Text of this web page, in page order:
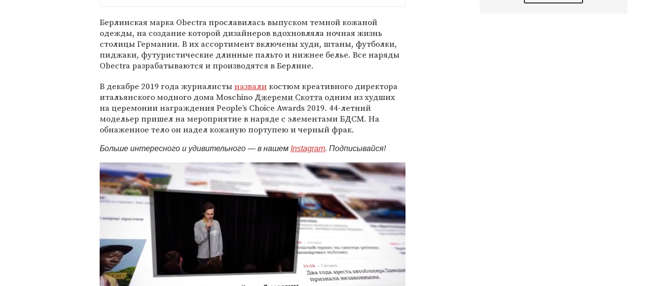
Берлинская марка Obectra прославилась выпуском темной кожаной
одежды, на создание которой дизайнеров вдохновляла ночная жизнь
столицы Германии. В их ассортимент включены худи, штаны, футболки,
пиджаки, футуристические длинные пальто и нижнее белье. Все наряды
Obectra разрабатываются и производятся в Берлине.
В декабре 2019 года журналистыназваликостюм креативного директора
итальянского модного дома Moschino Джереми Скотта одним из худших
на церемонии награждения People’s Choice Awards 2019. 44-летний
модельер пришел на мероприятие в наряде с элементами БДСМ. На
обнаженное тело он надел кожаную портупею и черный фрак.
Больше интересного и удивительного — в нашем Instagram. Подписывайся!